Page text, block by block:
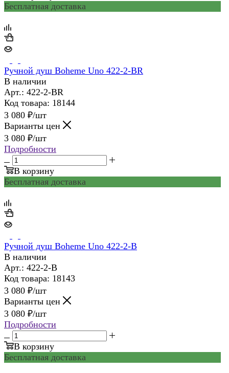
Бесплатная доставка
Ручной душ Boheme Uno 422-2-BR
В наличии
Арт.: 422-2-BR
Код товара: 18144
3 080 ₽/шт
Варианты цен
3 080 ₽/шт
Подробности
В корзину
Бесплатная доставка
Ручной душ Boheme Uno 422-2-B
В наличии
Арт.: 422-2-B
Код товара: 18143
3 080 ₽/шт
Варианты цен
3 080 ₽/шт
Подробности
В корзину
Бесплатная доставка